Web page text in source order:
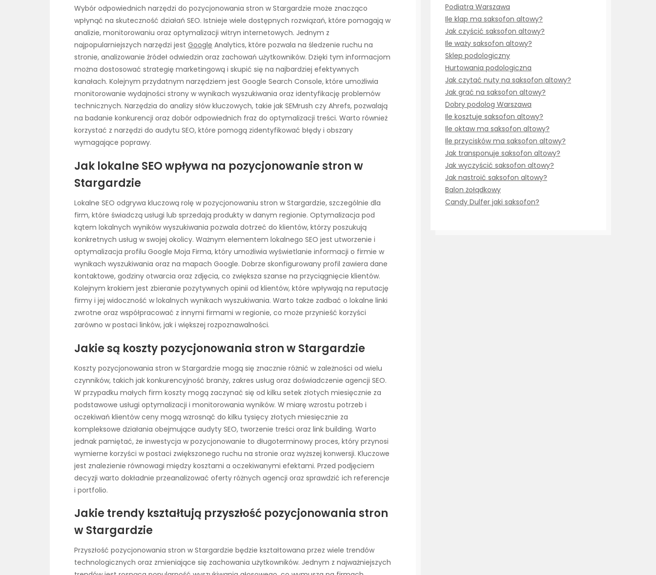
Wybór odpowiednich narzędzi do pozycjonowania stron w Stargardzie może znacząco
wpłynąć na skuteczność działań SEO. Istnieje wiele dostępnych rozwiązań, które pomagają w
analizie, monitorowaniu oraz optymalizacji witryn internetowych. Jednym z
najpopularniejszych narzędzi jest Google Analytics, które pozwala na śledzenie ruchu na
stronie, analizowanie źródeł odwiedzin oraz zachowań użytkowników. Dzięki tym informacjom
można dostosować strategię marketingową i skupić się na najbardziej efektywnych
kanałach. Kolejnym przydatnym narzędziem jest Google Search Console, które umożliwia
monitorowanie wydajności strony w wynikach wyszukiwania oraz identyfikację problemów
technicznych. Narzędzia do analizy słów kluczowych, takie jak SEMrush czy Ahrefs, pozwalają
na badanie konkurencji oraz dobór odpowiednich fraz do optymalizacji treści. Warto również
korzystać z narzędzi do audytu SEO, które pomogą zidentyfikować błędy i obszary
wymagające poprawy.
Jak lokalne SEO wpływa na pozycjonowanie stron w
Stargardzie
Lokalne SEO odgrywa kluczową rolę w pozycjonowaniu stron w Stargardzie, szczególnie dla
firm, które świadczą usługi lub sprzedają produkty w danym regionie. Optymalizacja pod
kątem lokalnych wyników wyszukiwania pozwala dotrzeć do klientów, którzy poszukują
konkretnych usług w swojej okolicy. Ważnym elementem lokalnego SEO jest utworzenie i
optymalizacja profilu Google Moja Firma, który umożliwia wyświetlanie informacji o firmie w
wynikach wyszukiwania oraz na mapach Google. Dobrze skonfigurowany profil zawiera dane
kontaktowe, godziny otwarcia oraz zdjęcia, co zwiększa szanse na przyciągnięcie klientów.
Kolejnym krokiem jest zbieranie pozytywnych opinii od klientów, które wpływają na reputację
firmy i jej widoczność w lokalnych wynikach wyszukiwania. Warto także zadbać o lokalne linki
zwrotne oraz współpracować z innymi firmami w regionie, co może przynieść korzyści
zarówno w postaci linków, jak i większej rozpoznawalności.
Jakie są koszty pozycjonowania stron w Stargardzie
Koszty pozycjonowania stron w Stargardzie mogą się znacznie różnić w zależności od wielu
czynników, takich jak konkurencyjność branży, zakres usług oraz doświadczenie agencji SEO.
W przypadku małych firm koszty mogą zaczynać się od kilku setek złotych miesięcznie za
podstawowe usługi optymalizacji i monitorowania wyników. W miarę wzrostu potrzeb i
oczekiwań klientów ceny mogą wzrosnąć do kilku tysięcy złotych miesięcznie za
kompleksowe działania obejmujące audyty SEO, tworzenie treści oraz link building. Warto
jednak pamiętać, że inwestycja w pozycjonowanie to długoterminowy proces, który przynosi
wymierne korzyści w postaci zwiększonego ruchu na stronie oraz wyższej konwersji. Kluczowe
jest znalezienie równowagi między kosztami a oczekiwanymi efektami. Przed podjęciem
decyzji warto dokładnie przeanalizować oferty różnych agencji oraz sprawdzić ich referencje
i portfolio.
Jakie trendy kształtują przyszłość pozycjonowania stron
w Stargardzie
Przyszłość pozycjonowania stron w Stargardzie będzie kształtowana przez wiele trendów
technologicznych oraz zmieniające się zachowania użytkowników. Jednym z najważniejszych
Podiatra Warszawa
Ile klap ma saksofon altowy?
Jak czyścić saksofon altowy?
Ile waży saksofon altowy?
Sklep podologiczny
Hurtowania podologiczna
Jak czytać nuty na saksofon altowy?
Jak grać na saksofon altowy?
Dobry podolog Warszawa
Ile kosztuje saksofon altowy?
Ile oktaw ma saksofon altowy?
Ile przycisków ma saksofon altowy?
Jak transponuje saksofon altowy?
Jak wyczyścić saksofon altowy?
Jak nastroić saksofon altowy?
Balon żołądkowy
Candy Dulfer jaki saksofon?